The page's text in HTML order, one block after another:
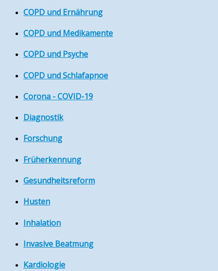
COPD und Ernährung
COPD und Medikamente
COPD und Psyche
COPD und Schlafapnoe
Corona - COVID-19
Diagnostik
Forschung
Früherkennung
Gesundheitsreform
Husten
Inhalation
Invasive Beatmung
Kardiologie